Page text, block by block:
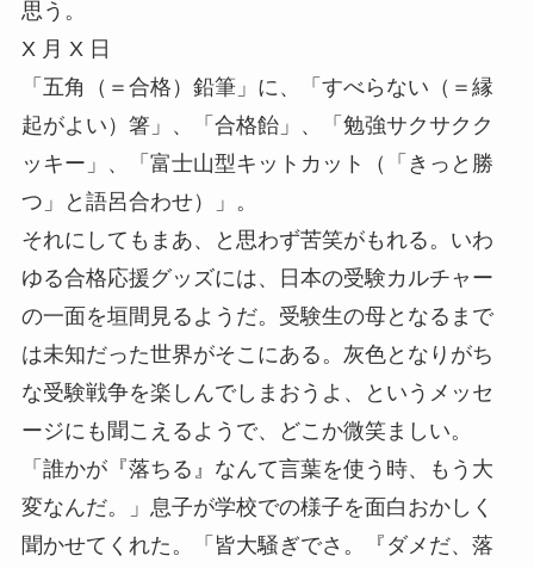
思う。
X 月 X 日
「五角（＝合格）鉛筆」に、「すべらない（＝縁
起がよい）箸」、「合格飴」、「勉強サクサクク
ッキー」、「富士山型キットカット（「きっと勝
つ」と語呂合わせ）」。
それにしてもまあ、と思わず苦笑がもれる。いわ
ゆる合格応援グッズには、日本の受験カルチャー
の一面を垣間見るようだ。受験生の母となるまで
は未知だった世界がそこにある。灰色となりがち
な受験戦争を楽しんでしまおうよ、というメッセ
ージにも聞こえるようで、どこか微笑ましい。
「誰かが『落ちる』なんて言葉を使う時、もう大
変なんだ。」息子が学校での様子を面白おかしく
聞かせてくれた。「皆大騒ぎでさ。『ダメだ、落